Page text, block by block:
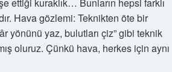
Hava gözlemi: Teknikten öte bir
yönünü yaz, bulutları çiz” gibi teknik
oluruz. Çünkü hava, herkes için aynı